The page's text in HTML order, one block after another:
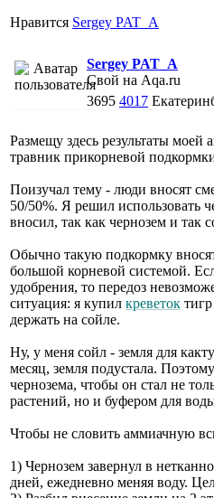
Нравится Sergey PAT_A
Sergey PAT_A
Свой на Aqa.ru
3695 4017
Размещу здесь результаты
травник прикорневой
Поизучал тему - люди вносят
50/50%. Я решил использовать
вносил, так как чернозем и так
Обычно такую подкормку
большой корневой системой.
удобрения, то передоз
ситуация: я купил креветок
держать на сойле.
Ну, у меня сойл - земля для
месяц, земля подустала.
чернозема, чтобы он стал не
растений, но и буфером для
Чтобы не словить аммиачную
1) Чернозем завернул в
дней, ежедневно меняя воду.